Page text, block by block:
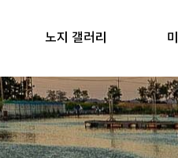
노지 갤러리